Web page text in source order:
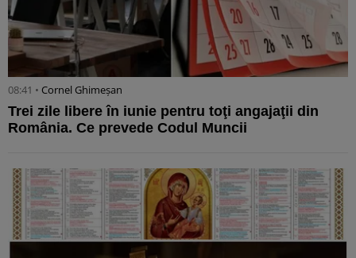
08:41 • Cornel Ghimeșan
Trei zile libere în iunie pentru toţi angajaţii din
România. Ce prevede Codul Muncii